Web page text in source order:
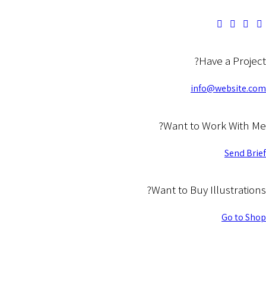
Have a Project?
info@website.com
Want to Work With Me?
Send Brief
Want to Buy Illustrations?
Go to Shop